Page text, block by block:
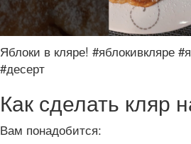
Яблоки в кляре! #яблокивкляре
#десерт
Как сделать кляр
Вам понадобится: